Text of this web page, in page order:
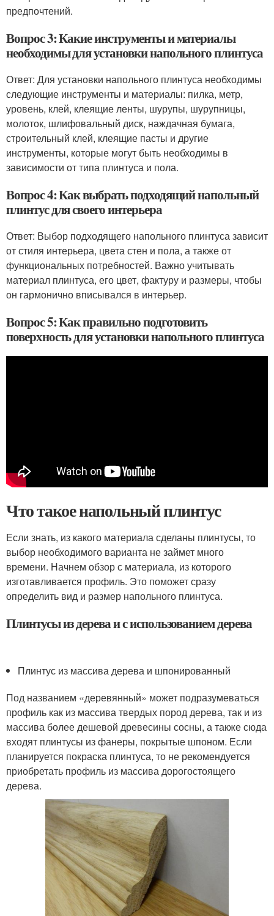
предпочтений.
Вопрос 3: Какие инструменты и материалы
необходимы для установки напольного плинтуса
Ответ: Для установки напольного плинтуса необходимы
следующие инструменты и материалы: пилка, метр,
уровень, клей, клеящие ленты, шурупы, шурупницы,
молоток, шлифовальный диск, наждачная бумага,
строительный клей, клеящие пасты и другие
инструменты, которые могут быть необходимы в
зависимости от типа плинтуса и пола.
Вопрос 4: Как выбрать подходящий напольный
плинтус для своего интерьера
Ответ: Выбор подходящего напольного плинтуса зависит
от стиля интерьера, цвета стен и пола, а также от
функциональных потребностей. Важно учитывать
материал плинтуса, его цвет, фактуру и размеры, чтобы
он гармонично вписывался в интерьер.
Вопрос 5: Как правильно подготовить
поверхность для установки напольного плинтуса
Что такое напольный плинтус
Если знать, из какого материала сделаны плинтусы, то
выбор необходимого варианта не займет много
времени. Начнем обзор с материала, из которого
изготавливается профиль. Это поможет сразу
определить вид и размер напольного плинтуса.
Плинтусы из дерева и с использованием дерева
Плинтус из массива дерева и шпонированный
Под названием «деревянный» может подразумеваться
профиль как из массива твердых пород дерева, так и из
массива более дешевой древесины сосны, а также сюда
входят плинтусы из фанеры, покрытые шпоном. Если
планируется покраска плинтуса, то не рекомендуется
приобретать профиль из массива дорогостоящего
дерева.